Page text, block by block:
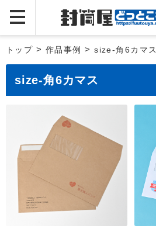
トップ > 作品事例 >size-角6カマス
size-角6カマス